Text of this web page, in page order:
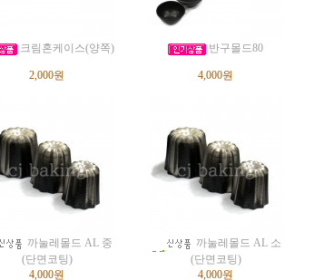
크림혼케이스(양쪽)
2,000원
반구몰드80
4,000원
까눌레몰드 AL 중
(단면코팅)
4,000원
까눌레몰드 AL 소
(단면코팅)
4,000원